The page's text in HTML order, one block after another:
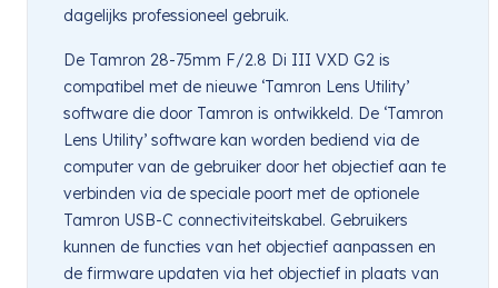
dagelijks professioneel gebruik.
De Tamron 28-75mm F/2.8 Di III VXD G2 is
compatibel met de nieuwe ‘Tamron Lens Utility’
software die door Tamron is ontwikkeld. De ‘Tamron
Lens Utility’ software kan worden bediend via de
computer van de gebruiker door het objectief aan te
verbinden via de speciale poort met de optionele
Tamron USB-C connectiviteitskabel. Gebruikers
kunnen de functies van het objectief aanpassen en
de firmware updaten via het objectief in plaats van